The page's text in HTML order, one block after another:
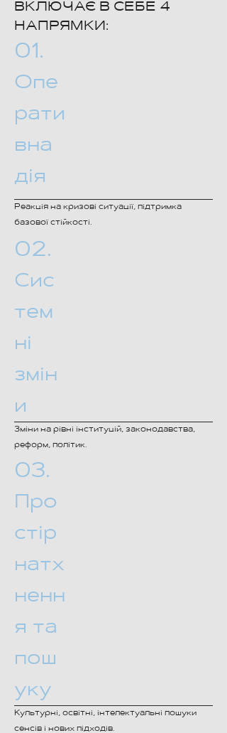
ВКЛЮЧАЄ В СЕБЕ 4
НАПРЯМКИ:
01.
Опе
рати
вна
дія
Реакція на кризові ситуації, підтримка
базової стійкості.
02.
Сис
тем
ні
змін
и
Зміни на рівні інституцій, законодавства,
реформ, політик.
03.
Про
стір
натх
ненн
я та
пош
уку
Культурні, освітні, інтелектуальні пошуки
сенсів і нових підходів.